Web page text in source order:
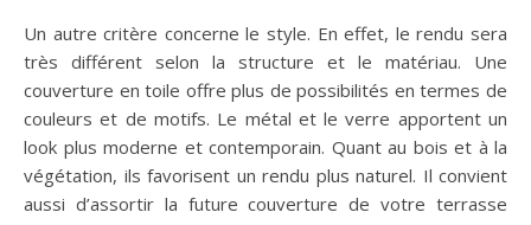
Un autre critère concerne le style. En effet, le rendu sera
très différent selon la structure et le matériau. Une
couverture en toile offre plus de possibilités en termes de
couleurs et de motifs. Le métal et le verre apportent un
look plus moderne et contemporain. Quant au bois et à la
végétation, ils favorisent un rendu plus naturel. Il convient
aussi d’assortir la future couverture de votre terrasse